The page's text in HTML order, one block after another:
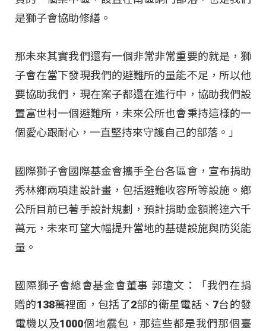
是獅子會協助修繕。
那未來其實我們還有一個非常非常重要的就是，獅
子會在當下發現我們的避難所的量能不足，所以他
要協助我們，現在案子都還在進行中，協助我們設
置富世村一個避難所，未來公所也會秉持這樣的一
個愛心跟耐心，一直堅持來守護自己的部落。」
國際獅子會國際基金會攜手全台各區會，宣布捐助
秀林鄉兩項建設計畫，包括避難收容所等設施。鄉
公所目前已著手設計規劃，預計捐助金額將達六千
萬元，未來可望大幅提升當地的基礎設施與防災能
量。
國際獅子會總會基金會董事 郭瓊文：「我們在捐
贈的138萬裡面，包括了2部的衛星電話、7台的發
電機以及1000個地震包，那這些都是我們那個臺